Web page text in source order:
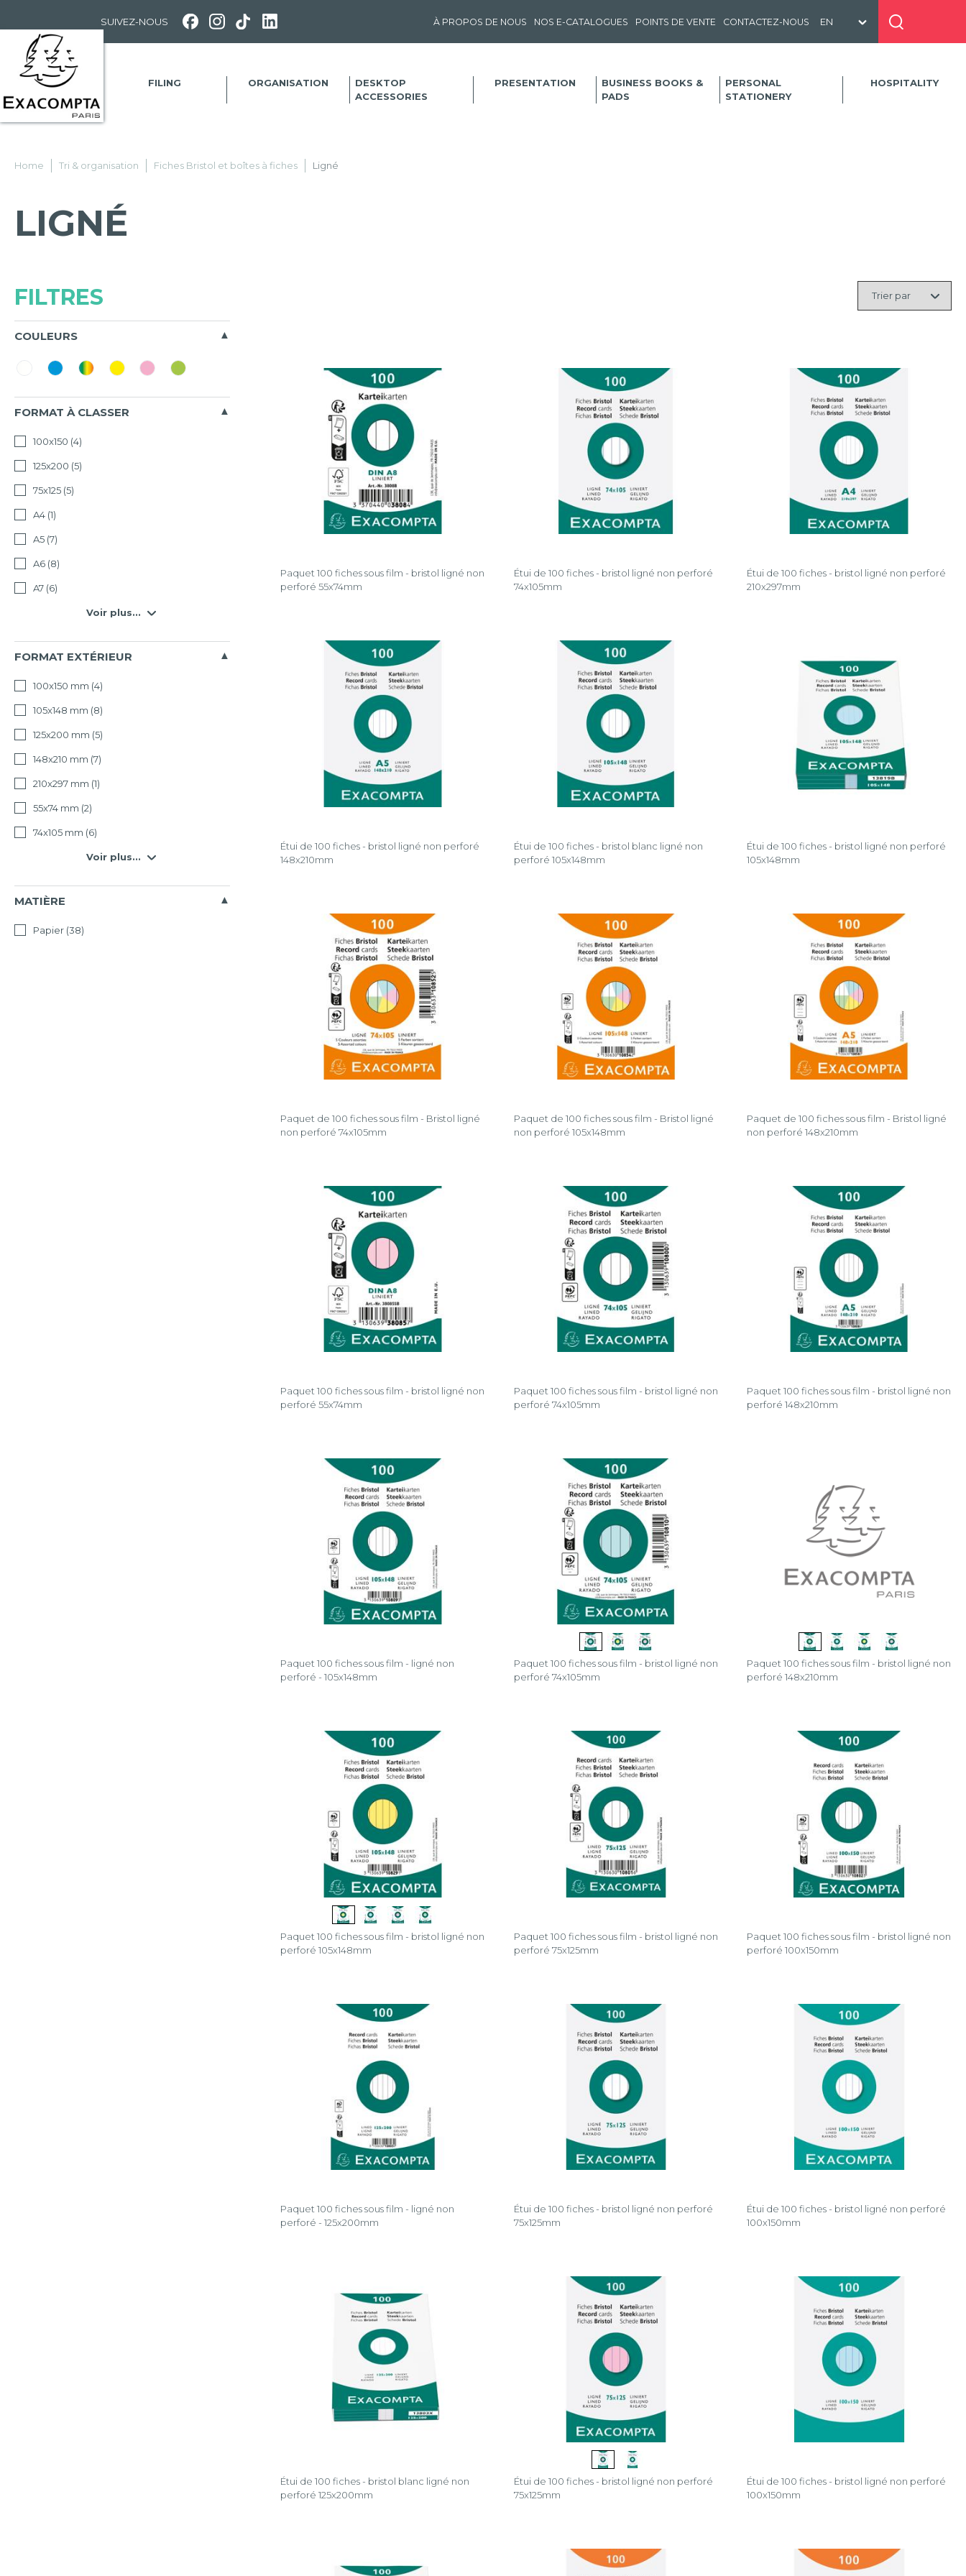
SUIVEZ-NOUS À PROPOS DE NOUS NOS E-CATALOGUES POINTS DE VENTE CONTACTEZ-NOUS
FILING ORGANISATION
DESKTOP
ACCESSORIES
PRESENTATION
BUSINESS BOOKS &
PADS
PERSONAL
STATIONERY
HOSPITALITY
Home Tri & organisation Fiches Bristol et boîtes à fiches Ligné
LIGNÉ
FILTRES
COULEURS
FORMAT À CLASSER
100x150 (4)
125x200 (5)
75x125 (5)
A4 (1)
A5 (7)
A6 (8)
A7 (6)
Voir plus...
FORMAT EXTÉRIEUR
100x150 mm (4)
105x148 mm (8)
125x200 mm (5)
148x210 mm (7)
210x297 mm (1)
55x74 mm (2)
74x105 mm (6)
Voir plus...
MATIÈRE
Papier (38)
Paquet 100 fiches sous film - bristol ligné non
perforé 55x74mm
Étui de 100 fiches - bristol ligné non perforé
74x105mm
Étui de 100 fiches - bristol ligné non perforé
210x297mm
Étui de 100 fiches - bristol ligné non perforé
148x210mm
Étui de 100 fiches - bristol blanc ligné non
perforé 105x148mm
Étui de 100 fiches - bristol ligné non perforé
105x148mm
Paquet de 100 fiches sous film - Bristol ligné
non perforé 74x105mm
Paquet de 100 fiches sous film - Bristol ligné
non perforé 105x148mm
Paquet de 100 fiches sous film - Bristol ligné
non perforé 148x210mm
Paquet 100 fiches sous film - bristol ligné non
perforé 55x74mm
Paquet 100 fiches sous film - bristol ligné non
perforé 74x105mm
Paquet 100 fiches sous film - bristol ligné non
perforé 148x210mm
Paquet 100 fiches sous film - ligné non
perforé - 105x148mm
Paquet 100 fiches sous film - bristol ligné non
perforé 74x105mm
Paquet 100 fiches sous film - bristol ligné non
perforé 148x210mm
Paquet 100 fiches sous film - bristol ligné non
perforé 105x148mm
Paquet 100 fiches sous film - bristol ligné non
perforé 75x125mm
Paquet 100 fiches sous film - bristol ligné non
perforé 100x150mm
Paquet 100 fiches sous film - ligné non
perforé - 125x200mm
Étui de 100 fiches - bristol ligné non perforé
75x125mm
Étui de 100 fiches - bristol ligné non perforé
100x150mm
Étui de 100 fiches - bristol blanc ligné non
perforé 125x200mm
Étui de 100 fiches - bristol ligné non perforé
75x125mm
Étui de 100 fiches - bristol ligné non perforé
100x150mm